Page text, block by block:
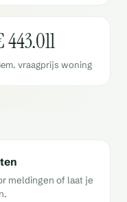
443.011
vraagprijs woning
meldingen of laat je